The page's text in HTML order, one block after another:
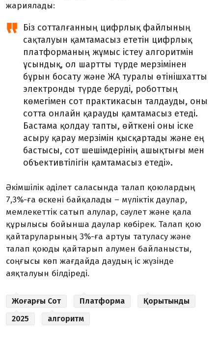
жариялады:
Біз сотталғанның цифрлық файлының
сақталуын қамтамасыз ететін цифрлық
платформаның жұмыс істеу алгоритмін
ұсындық, ол шартты түрде мерзімінен
бұрын босату және ЖА туралы өтінішхатты
электронды түрде беруді, роботтың
көмегімен сот практикасын талдауды, оны
сотта онлайн қарауды қамтамасыз етеді.
Бастама қолдау тапты, өйткені оны іске
асыру қарау мерзімін қысқартады және ең
бастысы, сот шешімдерінің ашықтығы мен
объективтілігін қамтамасыз етеді».
Әкімшілік әділет саласында талап қоюлардың
7,3%-ға өскені байқалады – мүліктік даулар,
мемлекеттік сатып алулар, сәулет және қала
құрылысы бойынша даулар көбірек. Талап қою
қайтаруларының 3%-ға артуы татуласу және
талап қоюды қайтарып алумен байланысты,
соңғысы көп жағдайда даудың іс жүзінде
аяқталуын білдіреді.
Жоғарғы Сот Платформа
Қорытынды
2025
алгоритм